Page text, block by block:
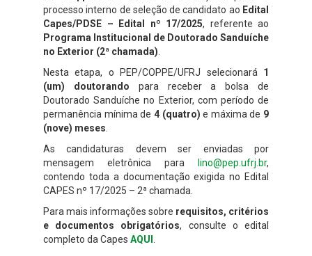
processo interno de seleção de candidato ao Edital
Capes/PDSE – Edital nº 17/2025, referente ao
Programa Institucional de Doutorado Sanduíche
no Exterior (2ª chamada)
Nesta etapa, o PEP/COPPE/UFRJ selecionará 1
(um) doutorando para receber a bolsa de
Doutorado Sanduíche no Exterior, com período de
permanência mínima de 4 (quatro) e máxima de 9
(nove) meses
As candidaturas devem ser enviadas por
mensagem eletrônica para
lino@pep.ufrj.br,
contendo toda a documentação exigida no Edital
CAPES nº 17/2025 – 2ª chamada.
Para mais informações sobre requisitos, critérios
e documentos obrigatórios, consulte o edital
completo da Capes AQUI